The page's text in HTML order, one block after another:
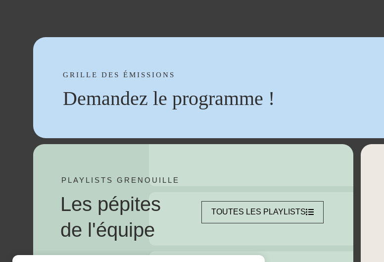
GRILLE DES ÉMISSIONS
Demandez le programme !
PLAYLISTS GRENOUILLE
Les pépites
de l'équipe
TOUTES LES PLAYLISTS